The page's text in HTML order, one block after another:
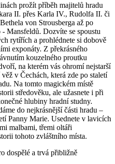
prožít příběh majitelů hradu
II. přes Karla IV., Rudolfa II. či
von Strousberga až po
Mansfeldů. Dozvíte se spoustu
rytířích a prohlédnete si dobově
exponáty. Z překrásného
kouzelného proutku
na kterém vás ohromí nejstarší
v Čechách, která zde po staletí
Na tomto magickém místě
středověku, ale užasnete i při
hlubiny hradní studny.
do nejkrásnější části hradu –
Panny Marie. Usednete v lavicích
malbami, třemi oltáři
tohoto zvláštního místa.
a trvá přibližně